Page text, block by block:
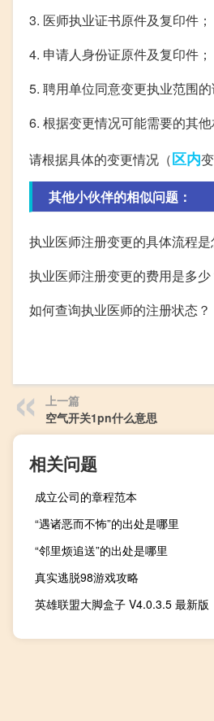
3. 医师执业证书原件及复印件；
4. 申请人身份证原件及复印件；
5. 聘用单位同意变更执业范围的
6. 根据变更情况可能需要的其
请根据具体的变更情况（区内
其他小伙伴的相似问题：
执业医师注册变更的具体流程是
执业医师注册变更的费用是多少
如何查询执业医师的注册状态？
上一篇
空气开关1pn什么意思
相关问题
成立公司的章程范本
“遇诸恶而不怖”的出处是哪里
“邻里烦追送”的出处是哪里
真实逃脱98游戏攻略